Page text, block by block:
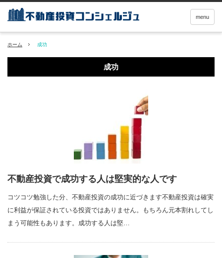
menu
ホーム 成功
成功
不動産投資で成功する人は堅実的な人です
コツコツ勉強した分、不動産投資の成功に近づきます不動産投資は確実
に利益が保証されている投資ではありません。もちろん元本割れしてし
まう可能性もあります。成功する人は堅…